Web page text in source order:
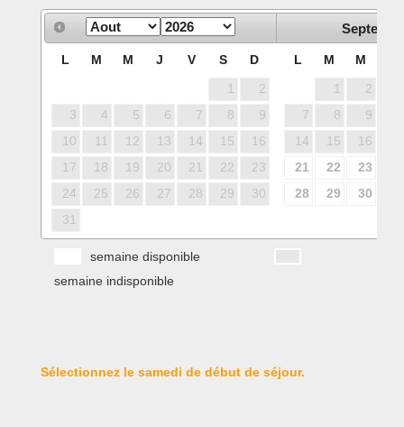
L M M J V S D
1
2
3
4 5 6 7 8
9
10
11 12 13 14 15
16
17
18 19 20 21 22
23
24
25 26 27 28 29
30
31
L M M
1 2
7
8 9
14
15 16
21
22 23
28
29 30
semaine disponible
semaine indisponible
Sélectionnez le samedi de début de séjour.